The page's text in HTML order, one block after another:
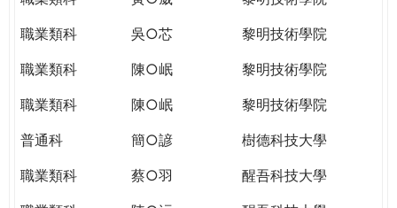
職業類科
吳○芯
黎明技術學院
職業類科
陳○岷
黎明技術學院
職業類科
陳○岷
黎明技術學院
普通科
簡○諺
樹德科技大學
職業類科
蔡○羽
醒吾科技大學